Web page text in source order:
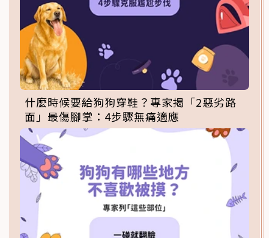
什麼時候要給狗狗穿鞋？專家揭「2惡劣路
面」最傷腳掌：4步驟無痛適應